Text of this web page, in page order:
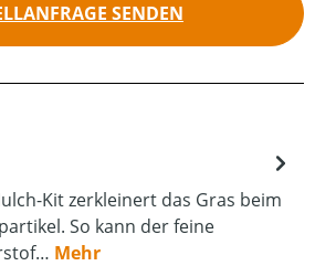
SENDEN
Kit zerkleinert das Gras beim
So kann der feine
Mehr